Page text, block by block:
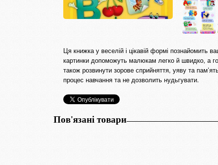
Ця книжка у веселій і цікавій формі познайомить
картинки допоможуть малюкам легко й швидко, а
також розвинути зорове сприйняття, уяву та
процес навчання та не дозволить нудьгувати.
Пов'язані товари